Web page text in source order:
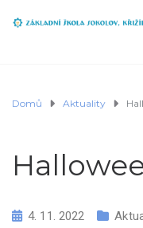
Domů Aktuality
4. 11. 2022